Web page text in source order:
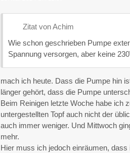
Zitat von Achim
Wie schon geschrieben Pumpe
Spannung versorgen, aber keine
mach ich heute. Dass die Pumpe hin
länger gehört, dass die Pumpe
Beim Reinigen letzte Woche habe ich
untergestellten Topf auch nicht der
auch immer weniger. Und Mittwoch
mehr.
Hier muss ich jedoch einräumen,